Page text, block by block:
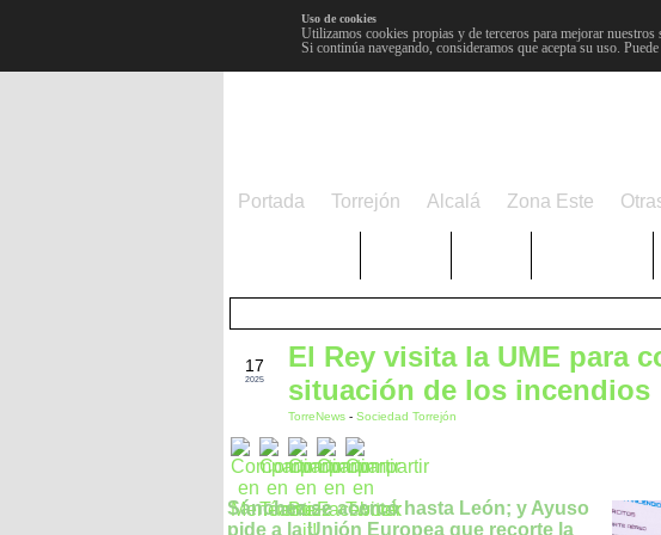
Uso de cookies
Utilizamos cookies propias y de terceros para mejorar
Si continúa navegando, consideramos que acepta su uso.
Portada Torrejón Alcalá Zona Este
17
2025
El Rey visita la UME para
situación de los incendios
TorreNews - Sociedad Torrejón
Sánchez se acercó hasta León; y Ayuso
pide a la Unión Europea que recorte la